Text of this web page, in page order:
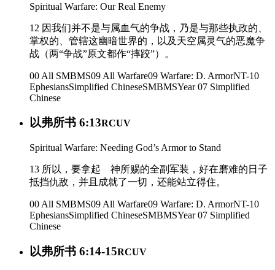
Spiritual Warfare: Our Real Enemy
12 因我们并不是与属血气的争战，乃是与那些执政的、
掌权的、管辖这幽暗世界的，以及天空属灵气的恶魔争
战（两“争战”原文都作“摔跤”）。
00 All SMBMS09 All Warfare09 Warfare: D. ArmorNT-10
EphesiansSimplified ChineseSMBMSYear 07 Simplified
Chinese
以弗所书 6:13RCUV
Spiritual Warfare: Needing God’s Armor to Stand
13 所以，要拿起 神所赐的全副军装，好在磨难的日子
抵挡仇敌，并且成就了一切，还能站立得住。
00 All SMBMS09 All Warfare09 Warfare: D. ArmorNT-10
EphesiansSimplified ChineseSMBMSYear 07 Simplified
Chinese
以弗所书 6:14-15RCUV